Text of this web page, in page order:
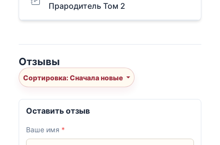
Прародитель Том 2
Отзывы
Сортировка: Сначала новые
Оставить отзыв
Ваше имя *